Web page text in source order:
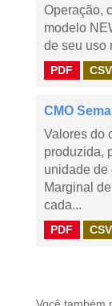
Operação,
modelo
de seu uso
PDF CSV
CMO
Valores do
produzida,
unidade de
Marginal
cada...
PDF CSV